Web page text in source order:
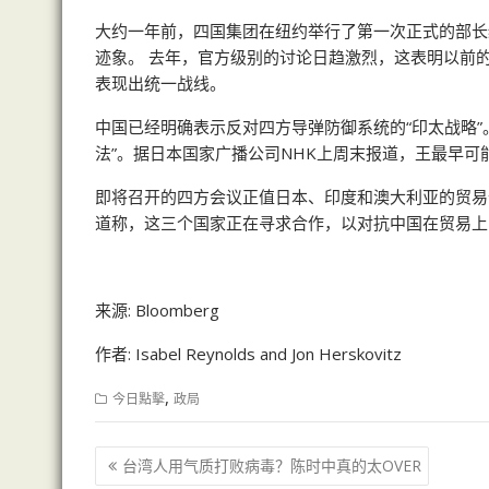
大约一年前，四国集团在纽约举行了第一次正式的部
迹象。 去年，官方级别的讨论日趋激烈，这表明以前
表现出统一战线。
中国已经明确表示反对四方导弹防御系统的“印太战
法”。据日本国家广播公司NHK上周末报道，王最早
即将召开的四方会议正值日本、印度和澳大利亚的贸
道称，这三个国家正在寻求合作，以对抗中国在贸易
来源: Bloomberg
作者: Isabel Reynolds and Jon Herskovitz
今日點擊, 政局
文 台湾人用气质打败病毒？陈时中真的太OVER